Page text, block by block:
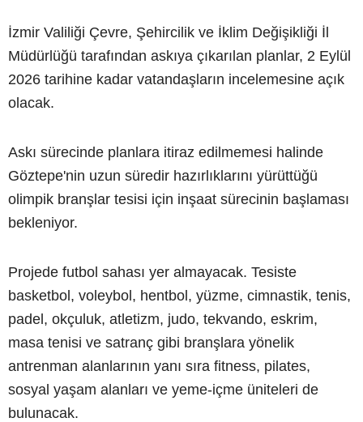
İzmir Valiliği Çevre, Şehircilik ve İklim Değişikliği İl
Müdürlüğü tarafından askıya çıkarılan planlar, 2 Eylül
2026 tarihine kadar vatandaşların incelemesine açık
olacak.
Askı sürecinde planlara itiraz edilmemesi halinde
Göztepe'nin uzun süredir hazırlıklarını yürüttüğü
olimpik branşlar tesisi için inşaat sürecinin başlaması
bekleniyor.
Projede futbol sahası yer almayacak. Tesiste
basketbol, voleybol, hentbol, yüzme, cimnastik, tenis,
padel, okçuluk, atletizm, judo, tekvando, eskrim,
masa tenisi ve satranç gibi branşlara yönelik
antrenman alanlarının yanı sıra fitness, pilates,
sosyal yaşam alanları ve yeme-içme üniteleri de
bulunacak.